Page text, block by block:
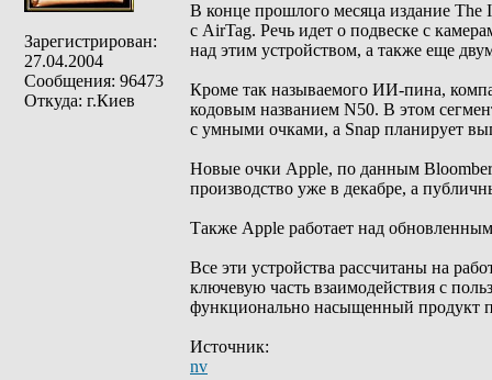
Зарегистрирован:
27.04.2004
Сообщения: 96473
Откуда: г.Киев
В конце прошлого месяца издание The
с AirTag. Речь идет о подвеске с
над этим устройством, а также еще
Кроме так называемого ИИ-пина,
кодовым названием N50. В этом
с умными очками, а Snap планирует
Новые очки Apple, по данным
производство уже в декабре, а
Также Apple работает над
Все эти устройства рассчитаны на
ключевую часть взаимодействия с
функционально насыщенный продукт
Источник:
nv